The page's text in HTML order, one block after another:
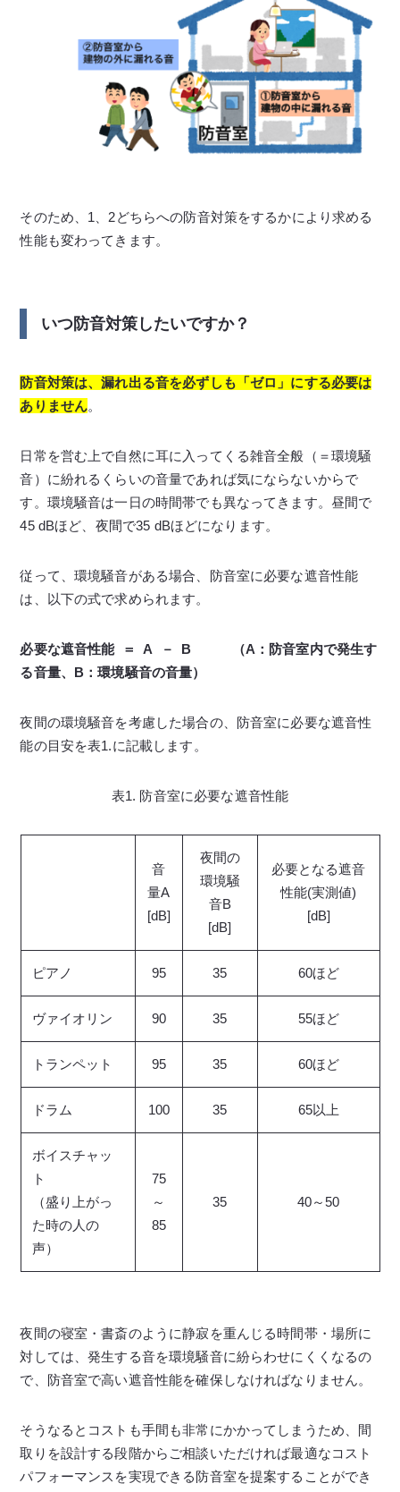
そのため、1、2どちらへの防音対策をするかにより求める
性能も変わってきます。
いつ防音対策したいですか？
防音対策は、漏れ出る音を必ずしも「ゼロ」にする必要は
ありません。
日常を営む上で自然に耳に入ってくる雑音全般（＝環境騒
音）に紛れるくらいの音量であれば気にならないからで
す。環境騒音は一日の時間帯でも異なってきます。昼間で
45 dBほど、夜間で35 dBほどになります。
従って、環境騒音がある場合、防音室に必要な遮音性能
は、以下の式で求められます。
必要な遮音性能 ＝ A － B （A：防音室内で発生す
る音量、B：環境騒音の音量）
夜間の環境騒音を考慮した場合の、防音室に必要な遮音性
能の目安を表1.に記載します。
表1. 防音室に必要な遮音性能
音
量A
[dB]
夜間の
環境騒
音B
[dB]
必要となる遮音
性能(実測値)
[dB]
ピアノ 95 35 60ほど
ヴァイオリン 90 35 55ほど
トランペット 95 35 60ほど
ドラム 100 35 65以上
ボイスチャッ
ト
（盛り上がっ
た時の人の
声）
75
～
85
35 40～50
夜間の寝室・書斎のように静寂を重んじる時間帯・場所に
対しては、発生する音を環境騒音に紛らわせにくくなるの
で、防音室で高い遮音性能を確保しなければなりません。
そうなるとコストも手間も非常にかかってしまうため、間
取りを設計する段階からご相談いただければ最適なコスト
パフォーマンスを実現できる防音室を提案することができ